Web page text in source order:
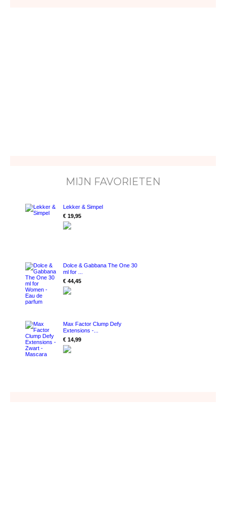
MIJN FAVORIETEN
Lekker & Simpel
€ 19,95
Dolce & Gabbana The One 30
ml for ...
€ 44,45
Max Factor Clump Defy
Extensions -...
€ 14,99